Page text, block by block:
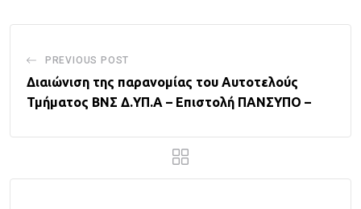
PREVIOUS POST
Διαιώνιση της παρανομίας του Αυτοτελούς
Τμήματος ΒΝΣ Δ.ΥΠ.Α – Επιστολή ΠΑΝΣΥΠΟ –